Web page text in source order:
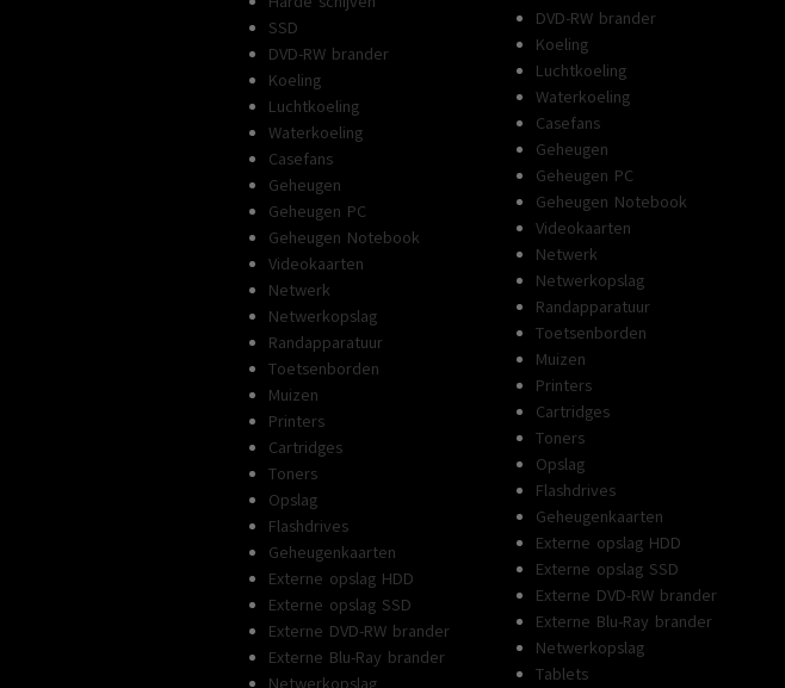
SSD
DVD-RW brander
Koeling
Luchtkoeling
Waterkoeling
Casefans
Geheugen
Geheugen PC
Geheugen Notebook
Videokaarten
Netwerk
Netwerkopslag
Randapparatuur
Toetsenborden
Muizen
Printers
Cartridges
Toners
Opslag
Flashdrives
Geheugenkaarten
Externe opslag HDD
Externe opslag SSD
Externe DVD-RW brander
Externe Blu-Ray brander
DVD-RW brander
Koeling
Luchtkoeling
Waterkoeling
Casefans
Geheugen
Geheugen PC
Geheugen Notebook
Videokaarten
Netwerk
Netwerkopslag
Randapparatuur
Toetsenborden
Muizen
Printers
Cartridges
Toners
Opslag
Flashdrives
Geheugenkaarten
Externe opslag HDD
Externe opslag SSD
Externe DVD-RW brander
Externe Blu-Ray brander
Netwerkopslag
Tablets